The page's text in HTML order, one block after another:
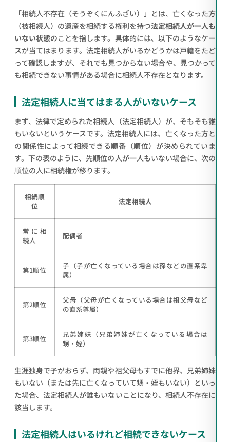
「相続人不存在（そうぞくにんふざい）」とは、亡くなった方
（被相続人）の遺産を相続する権利を持つ法定相続人が一人も
いない状態のことを指します。具体的には、以下のようなケー
スが当てはまります。法定相続人がいるかどうかは戸籍をたど
って確認しますが、それでも見つからない場合や、見つかって
も相続できない事情がある場合に相続人不存在となります。
法定相続人に当てはまる人がいないケース
まず、法律で定められた相続人（法定相続人）が、そもそも誰
もいないというケースです。法定相続人には、亡くなった方と
の関係性によって相続できる順番（順位）が決められていま
す。下の表のように、先順位の人が一人もいない場合に、次の
順位の人に相続権が移ります。
相続順
位
法定相続人
常に相
続人
配偶者
第1順位
子（子が亡くなっている場合は孫などの直系卑
属）
第2順位
父母（父母が亡くなっている場合は祖父母など
の直系尊属）
第3順位
兄弟姉妹（兄弟姉妹が亡くなっている場合は
甥・姪）
生涯独身で子がおらず、両親や祖父母もすでに他界、兄弟姉妹
もいない（または先に亡くなっていて甥・姪もいない）といっ
た場合、法定相続人が誰もいないことになり、相続人不存在に
該当します。
法定相続人はいるけれど相続できないケース